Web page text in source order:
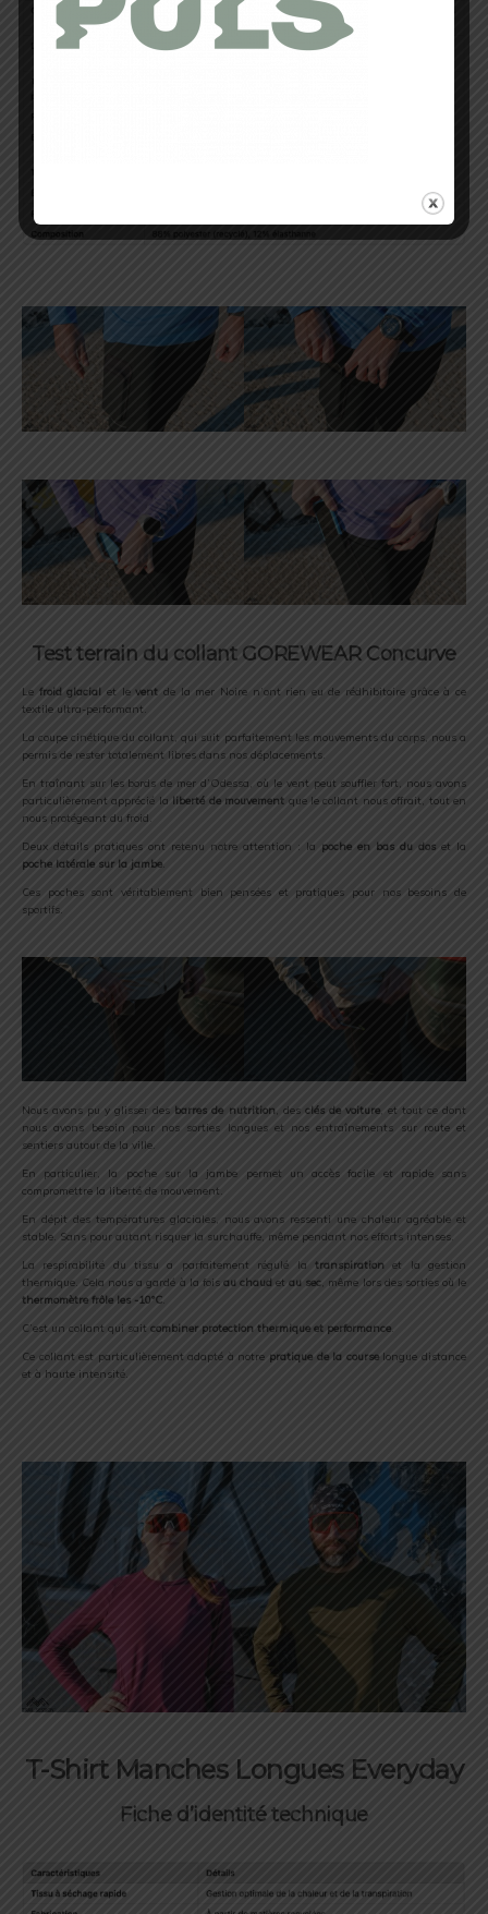
Test terrain du collant GOREWEAR Concurve
Le froid glacial et levent de la mer Noire n’ont rien eu de rédhibitoire grâce à ce
textile ultra-performant.
La coupe cinétique du collant, qui suit parfaitement les mouvements du corps, nous a
permis de rester totalement libres dans nos déplacements.
En traînant sur les bords de mer d’Odessa, où le vent peut souffler fort, nous avons
particulièrement apprécié la liberté de mouvement que le collant nous offrait, tout en
nous protégeant du froid.
Deux détails pratiques ont retenu notre attention : la poche en bas du dos et la
poche latérale sur la jambe
Ces poches sont véritablement bien pensées et pratiques pour nos besoins de
sportifs.
Nous avons pu y glisser des barres de nutrition, des clés de voiture, et tout ce dont
nous avons besoin pour nos sorties longues et nos entraînements sur route et
sentiers autour de la ville.
En particulier, la poche sur la jambe permet un accès facile et rapide sans
compromettre la liberté de mouvement.
En dépit des températures glaciales, nous avons ressenti une chaleur agréable et
stable. Sans pour autant risquer la surchauffe, même pendant nos efforts intenses.
La respirabilité du tissu a parfaitement régulé la transpiration et la gestion
thermique. Cela nous a gardé à la fois au chaud etau sec, même lors des sorties où le
thermomètre frôle les -10°C.
C’est un collant qui sait combiner protection thermique et performance
Ce collant est particulièrement adapté à notre pratique de la courselongue distance
et à haute intensité.
T-Shirt Manches Longues Everyday
Fiche d’identité technique